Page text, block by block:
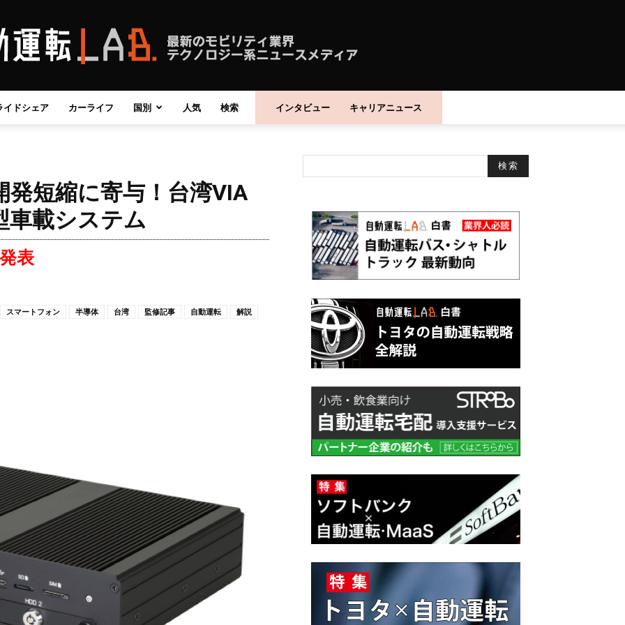
自
動
イドシェア カーライフ 国別 人気 検索 インタビュー キャリアニュース
短縮に寄与！台湾VIA
車載システム
表
スマートフォン 半導体 台湾 監修記事 自動運転 解説